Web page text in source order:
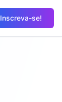
Inscreva-se!